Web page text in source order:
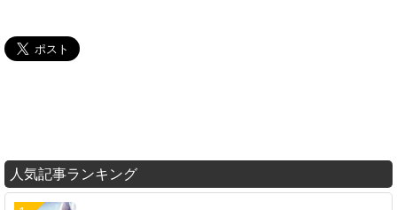
人気記事ランキング